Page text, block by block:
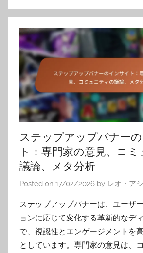
ステップアップバナー
ト：専門家の意見、コ
議論、メタ分析
Posted on 17/02/2026 by レオ・ア
ステップアップバナーは、ユーザ
ョンに応じて変化する革新的なデ
で、視認性とエンゲージメントを
としています。専門家の意見は、